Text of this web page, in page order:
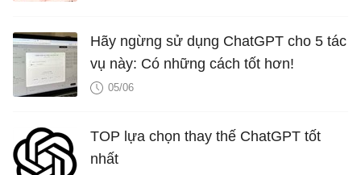
Hãy ngừng sử dụng ChatGPT cho 5 tác
vụ này: Có những cách tốt hơn!
05/06
TOP lựa chọn thay thế ChatGPT tốt
nhất